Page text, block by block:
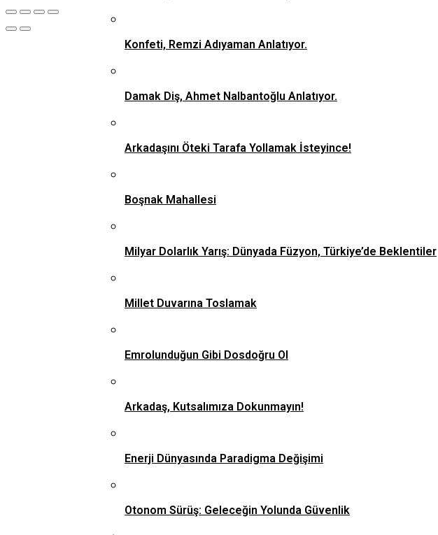
Konfeti, Remzi Adıyaman Anlatıyor.
Damak Diş, Ahmet Nalbantoğlu Anlatıyor.
Arkadaşını Öteki Tarafa Yollamak İsteyince!
Boşnak Mahallesi
Milyar Dolarlık Yarış: Dünyada Füzyon, Türkiye’de Beklentiler
Millet Duvarına Toslamak
Emrolunduğun Gibi Dosdoğru Ol
Arkadaş, Kutsalımıza Dokunmayın!
Enerji Dünyasında Paradigma Değişimi
Otonom Sürüş: Geleceğin Yolunda Güvenlik